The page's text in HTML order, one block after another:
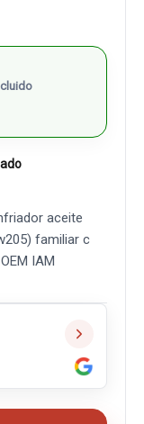
aceite
familiar c
IAM